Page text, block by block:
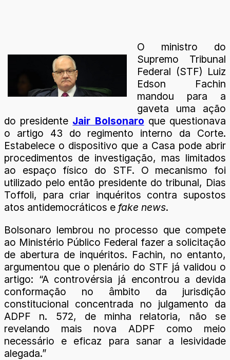
O ministro do
Supremo Tribunal
Federal (STF) Luiz
Edson Fachin
mandou para a
gaveta uma ação
do presidente Jair Bolsonaro que questionava
o artigo 43 do regimento interno da Corte.
Estabelece o dispositivo que a Casa pode abrir
procedimentos de investigação, mas limitados
ao espaço físico do STF. O mecanismo foi
utilizado pelo então presidente do tribunal, Dias
Toffoli, para criar inquéritos contra supostos
atos antidemocráticos e fake news.
Bolsonaro lembrou no processo que compete
ao Ministério Público Federal fazer a solicitação
de abertura de inquéritos. Fachin, no entanto,
argumentou que o plenário do STF já validou o
artigo: “A controvérsia já encontrou a devida
conformação no âmbito da jurisdição
constitucional concentrada no julgamento da
ADPF n. 572, de minha relatoria, não se
revelando mais nova ADPF como meio
necessário e eficaz para sanar a lesividade
alegada.”